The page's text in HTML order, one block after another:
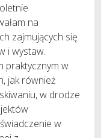
na
zajmujących się
i wystaw.
praktycznym w
jak również
w drodze
w